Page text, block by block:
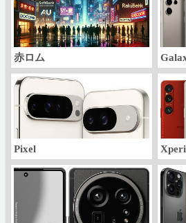
赤ロム
Pixel